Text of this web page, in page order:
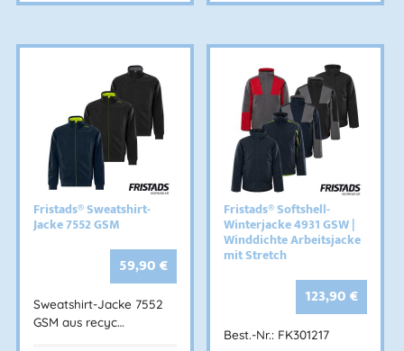
Fristads® Sweatshirt-
Jacke 7552 GSM
59,90€
Sweatshirt-Jacke 7552
GSM aus recyc…
Fristads® Softshell-
Winterjacke 4931 GSW |
Winddichte Arbeitsjacke
mit Stretch
123,90€
Best.-Nr.: FK301217